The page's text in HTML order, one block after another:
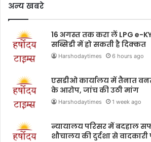
अन्य खबरे
16 अगस्त तक करा लें LPG e-
सब्सिडी में हो सकती है दिक्कत
Harshodaytimes 6 hours ago
एसडीओ कार्यालय में तैनात
के आरोप, जांच की उठी मांग
Harshodaytimes 1 week ago
न्यायालय परिसर में बदहाल
शौचालय की दुर्दशा से